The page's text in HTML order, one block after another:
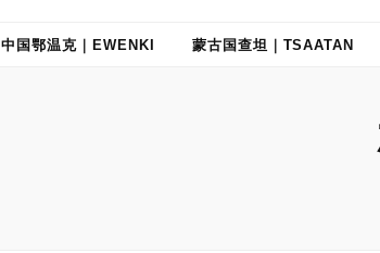
中国鄂温克｜EWENKI 蒙古国查坦｜TSAATAN